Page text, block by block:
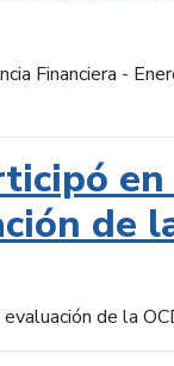
Financiera -
de
de la